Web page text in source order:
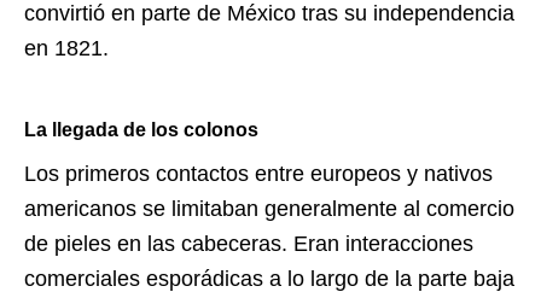
convirtió en parte de México tras su independencia
en 1821.
La llegada de los colonos
Los primeros contactos entre europeos y nativos
americanos se limitaban generalmente al comercio
de pieles en las cabeceras. Eran interacciones
comerciales esporádicas a lo largo de la parte baja